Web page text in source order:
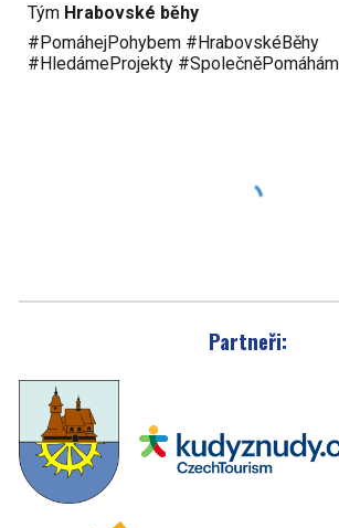
Tým Hrabovské běhy
#PomáhejPohybem #HrabovskéBěhy
#HledámeProjekty
Partneři: